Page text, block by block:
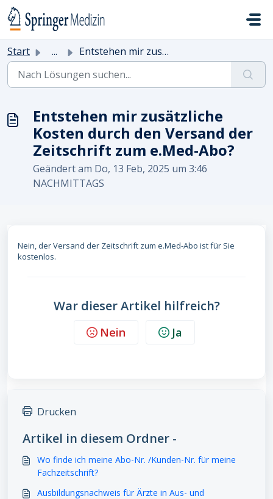
Zum hauptsächlichen Inhalt gehen
Start ... Entstehen mir zusätzliche Kosten durch den Versand der Ze...
Entstehen mir zusätzliche
Kosten durch den Versand der
Zeitschrift zum e.Med-Abo?
Geändert am Do, 13 Feb, 2025 um 3:46
NACHMITTAGS
Nein, der Versand der Zeitschrift zum e.Med-Abo ist für Sie
kostenlos.
War dieser Artikel hilfreich?
Nein Ja
Drucken
Artikel in diesem Ordner -
Wo finde ich meine Abo-Nr. /Kunden-Nr. für meine
Fachzeitschrift?
Ausbildungsnachweis für Ärzte in Aus- und